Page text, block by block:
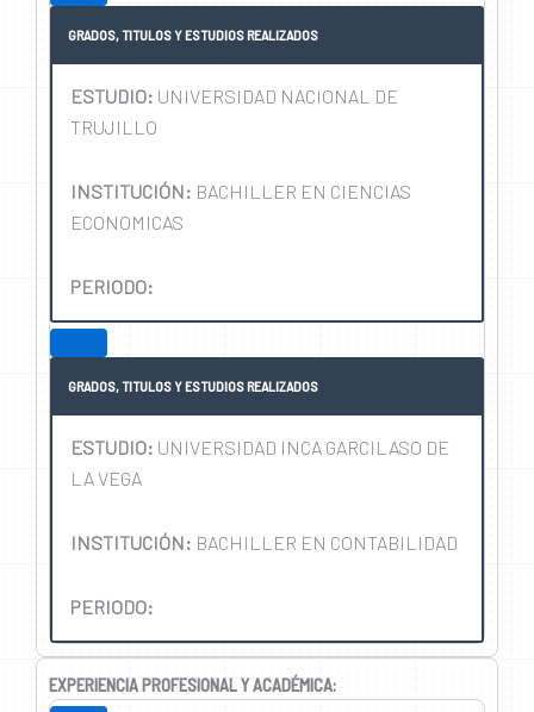
GRADOS, TITULOS Y ESTUDIOS REALIZADOS
ESTUDIO: UNIVERSIDAD NACIONAL DE
TRUJILLO
INSTITUCIÓN: BACHILLER EN CIENCIAS
ECONOMICAS
PERIODO:
GRADOS, TITULOS Y ESTUDIOS REALIZADOS
ESTUDIO: UNIVERSIDAD INCA GARCILASO DE
LA VEGA
INSTITUCIÓN: BACHILLER EN CONTABILIDAD
PERIODO:
EXPERIENCIA PROFESIONAL Y ACADÉMICA: